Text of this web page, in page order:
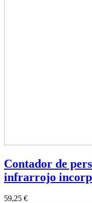
Contador de
infrarrojo
59,25 €